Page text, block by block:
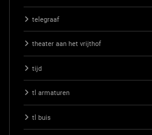
telegraaf
theater aan het vrijthof
tijd
tl armaturen
tl buis